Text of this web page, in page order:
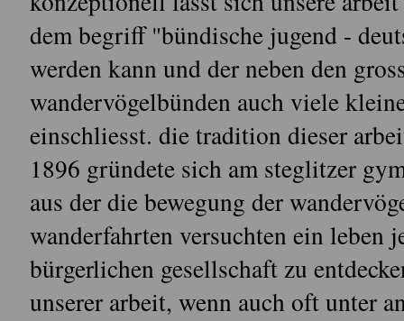
dem begriff "bündische jugend -
werden kann und der neben den
wandervögelbünden auch viele
einschliesst. die tradition dieser
1896 gründete sich am steglitzer
aus der die bewegung der
wanderfahrten versuchten ein leben
bürgerlichen gesellschaft zu
unserer arbeit, wenn auch oft unter